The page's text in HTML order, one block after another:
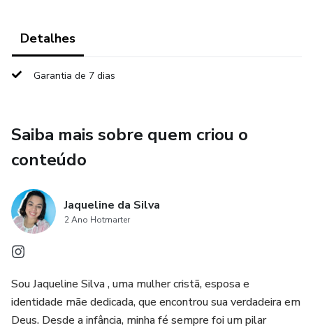
Detalhes
Garantia de 7 dias
Saiba mais sobre quem criou o
conteúdo
Jaqueline da Silva
2 Ano Hotmarter
Sou Jaqueline Silva , uma mulher cristã, esposa e
identidade mãe dedicada, que encontrou sua verdadeira em
Deus. Desde a infância, minha fé sempre foi um pilar